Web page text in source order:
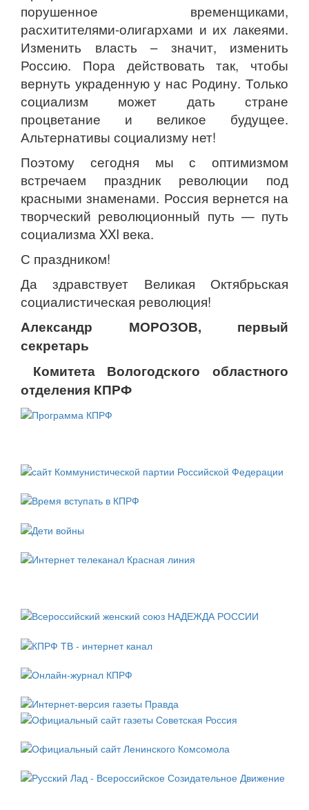
порушенное временщиками,
расхитителями-олигархами и их лакеями.
Изменить власть – значит, изменить
Россию. Пора действовать так, чтобы
вернуть украденную у нас Родину. Только
социализм может дать стране
процветание и великое будущее.
Альтернативы социализму нет!
Поэтому сегодня мы с оптимизмом
встречаем праздник революции под
красными знаменами. Россия вернется на
творческий революционный путь — путь
социализма XXI века.
С праздником!
Да здравствует Великая Октябрьская
социалистическая революция!
Александр МОРОЗОВ, первый
секретарь
Комитета Вологодского областного
отделения КПРФ